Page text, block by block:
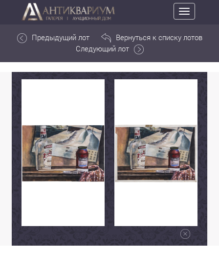
Toggle
navigation
Предыдущий лот
Вернуться к списку лотов
Следующий лот